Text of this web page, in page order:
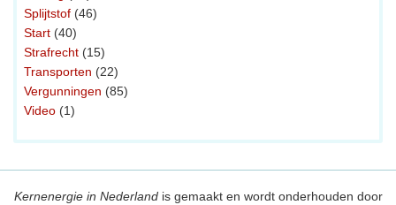
Splijtstof (46)
Start (40)
Strafrecht (15)
Transporten (22)
Vergunningen (85)
Video (1)
Kernenergie in Nederlandis gemaakt en wordt onderhouden door